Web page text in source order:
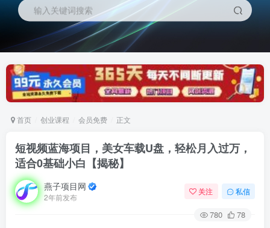
输入关键词搜索
首页 创业课程 会员免费 正文
短视频蓝海项目，美女车载U盘，轻松月入过万，
适合0基础小白【揭秘】
燕子项目网
2年前发布
关注 私信
780 78